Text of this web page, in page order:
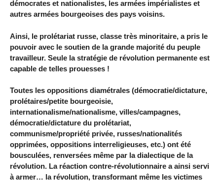
démocrates et nationalistes, les armées impérialistes et
autres armées bourgeoises des pays voisins.
Ainsi, le prolétariat russe, classe très minoritaire, a pris le
pouvoir avec le soutien de la grande majorité du peuple
travailleur. Seule la stratégie de révolution permanente est
capable de telles prouesses !
Toutes les oppositions diamétrales (démocratie/dictature,
prolétaires/petite bourgeoisie,
internationalisme/nationalisme, villes/campagnes,
démocratie/dictature du prolétariat,
communisme/propriété privée, russes/nationalités
opprimées, oppositions interreligieuses, etc.) ont été
bousculées, renversées même par la dialectique de la
révolution. La réaction contre-révolutionnaire a ainsi servi
à armer… la révolution, transformant même les victimes